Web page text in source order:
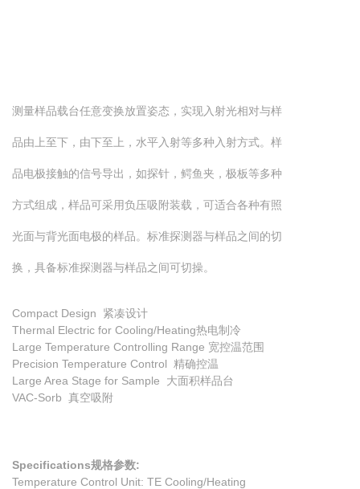
测量样品载台任意变换放置姿态，实现入射光相对与样
品由上至下，由下至上，水平入射等多种入射方式。样
品电极接触的信号导出，如探针，鳄鱼夹，极板等多种
方式组成，样品可采用负压吸附装载，可适合各种有照
光面与背光面电极的样品。标准探测器与样品之间的切
换，具备标准探测器与样品之间可切操。
Compact Design 紧凑设计
Thermal Electric for Cooling/Heating热电制冷
Large Temperature Controlling Range 宽控温范围
Precision Temperature Control 精确控温
Large Area Stage for Sample 大面积样品台
VAC-Sorb 真空吸附
Specifications规格参数:
Temperature Control Unit: TE Cooling/Heating